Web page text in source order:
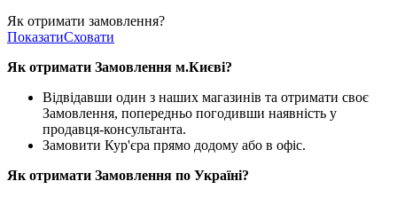
Як отримати замовлення?
ПоказатиСховати
Як отримати Замовлення м.Києві?
Відвідавши один з наших магазинів та отримати своє
Замовлення, попередньо погодивши наявність у
продавця-консультанта.
Замовити Кур'єра прямо додому або в офіс.
Як отримати Замовлення по Україні?